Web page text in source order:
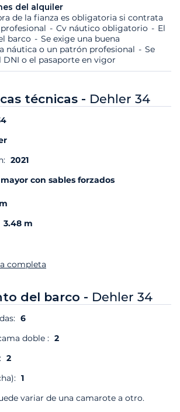
del alquiler
de la fianza es obligatoria si contrata
Cv náutico obligatorio
El
barco
Se exige una buena
náutica o un patrón profesional
Se
DNI o el pasaporte en vigor
técnicas - Dehler 34
2021
con sables forzados
3.48 m
completa
del barco - Dehler 34
6
doble : 2
2
1
variar de una camarote a otro.